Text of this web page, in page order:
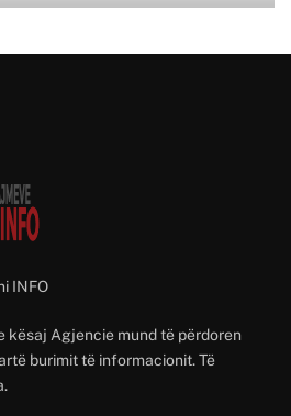
INFO
kësaj Agjencie mund të përdoren
burimit të informacionit. Të